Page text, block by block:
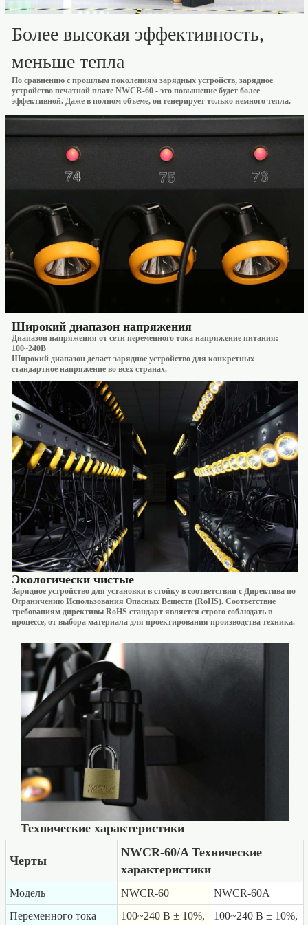
Более высокая эффективность,
меньше тепла
По сравнению с прошлым поколениям зарядных устройств, зарядное
устройство печатной плате NWCR-60 - это повышение будет более
эффективной. Даже в полном объеме, он генерирует только немного тепла.
Широкий диапазон напряжения
Диапазон напряжения от сети переменного тока напряжение питания:
100~240В
Широкий диапазон делает зарядное устройство для конкретных
стандартное напряжение во всех странах.
Экологически чистые
Зарядное устройство для установки в стойку в соответствии с Директива по
Ограничению Использования Опасных Веществ (RoHS). Соответствие
требованиям директивы RoHS стандарт является строго соблюдать в
процессе, от выбора материала для проектирования производства техника.
Технические характеристики
Черты
NWCR-60/A Технические
характеристики
Модель NWCR-60
NWCR-60A
Переменного тока
100~240 В ± 10%, 100~240 В ± 10%,